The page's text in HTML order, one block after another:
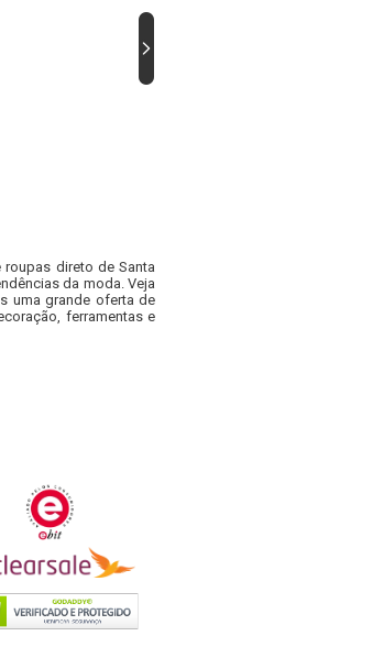
roupas direto de Santa
da moda. Veja
uma grande oferta de
ferramentas e